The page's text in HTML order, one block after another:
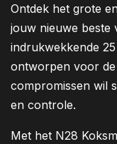
Ontdek het grote
jouw nieuwe beste
indrukwekkende
ontworpen voor
compromissen wil
en controle.
Met het N28